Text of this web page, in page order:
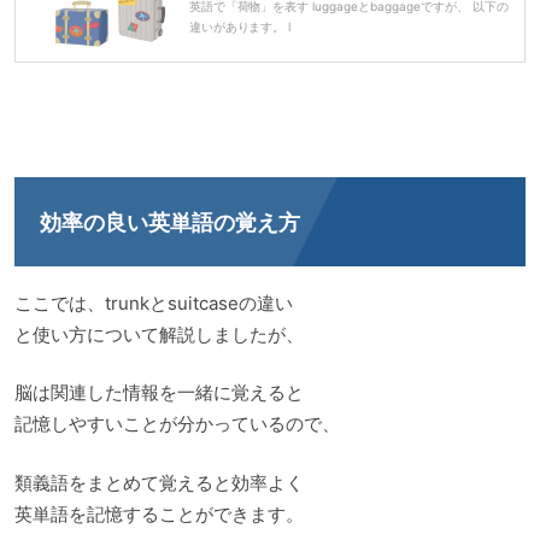
英語で「荷物」を表す luggageとbaggageですが、 以下の
違いがあります。 l
効率の良い英単語の覚え方
ここでは、trunkとsuitcaseの違い
と使い方について解説しましたが、
脳は関連した情報を一緒に覚えると
記憶しやすいことが分かっているので、
類義語をまとめて覚えると効率よく
英単語を記憶することができます。